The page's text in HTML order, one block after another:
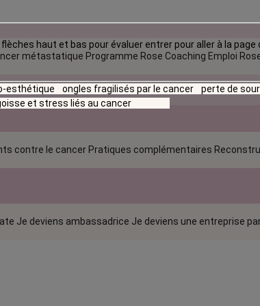
métastatique Programme Rose Coaching Emploi
contre le cancer Pratiques complémentaires
Je deviens ambassadrice Je deviens une entreprise
haut et bas pour évaluer entrer pour aller à la
esthétique ongles fragilisés par le cancer perte de
et stress liés au cancer